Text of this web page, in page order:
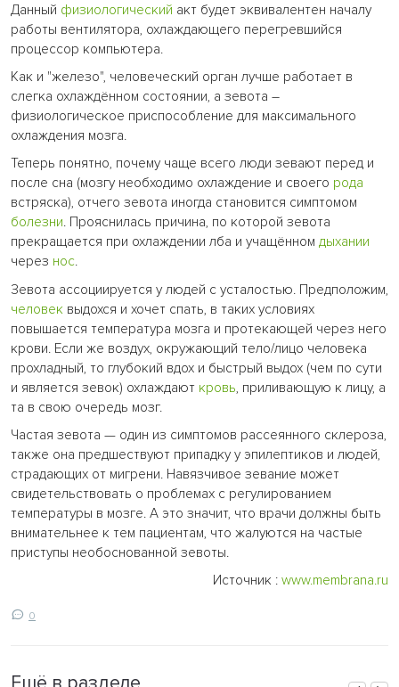
Данный физиологический акт будет эквивалентен началу
работы вентилятора, охлаждающего перегревшийся
процессор компьютера.
Как и "железо", человеческий орган лучше работает в
слегка охлаждённом состоянии, а зевота –
физиологическое приспособление для максимального
охлаждения мозга.
Теперь понятно, почему чаще всего люди зевают перед и
после сна (мозгу необходимо охлаждение и своего рода
встряска), отчего зевота иногда становится симптомом
болезни. Прояснилась причина, по которой зевота
прекращается при охлаждении лба и учащённом дыхании
через нос.
Зевота ассоциируется у людей с усталостью. Предположим,
человек выдохся и хочет спать, в таких условиях
повышается температура мозга и протекающей через него
крови. Если же воздух, окружающий тело/лицо человека
прохладный, то глубокий вдох и быстрый выдох (чем по сути
и является зевок) охлаждают кровь, приливающую к лицу, а
та в свою очередь мозг.
Частая зевота — один из симптомов рассеянного склероза,
также она предшествуют припадку у эпилептиков и людей,
страдающих от мигрени. Навязчивое зевание может
свидетельствовать о проблемах с регулированием
температуры в мозге. А это значит, что врачи должны быть
внимательнее к тем пациентам, что жалуются на частые
приступы необоснованной зевоты.
Источник : www.membrana.ru
0